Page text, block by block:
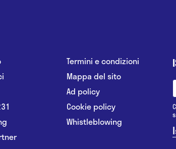
Termini e condizioni
Mappa del sito
Ad policy
Cookie policy
Whistleblowing